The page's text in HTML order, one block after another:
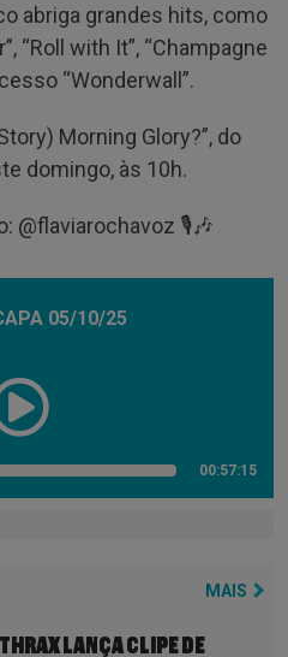
abriga grandes hits, como
“Roll with It”, “Champagne
“Wonderwall”.
Morning Glory?”, do
domingo, às 10h.
@‌flaviarochavoz 🎙️🎶
05/10/25
00:57:15
MAIS
LANÇA CLIPE DE